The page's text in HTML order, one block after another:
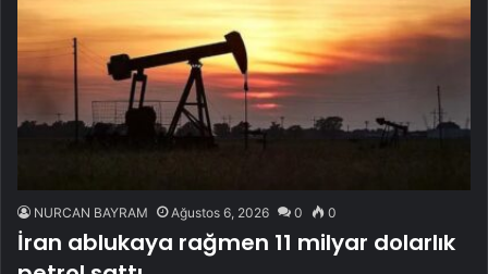
NURCAN BAYRAM Ağustos 6, 2026 0 0
İran ablukaya rağmen 11 milyar dolarlık